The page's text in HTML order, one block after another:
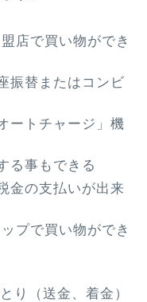
店で買い物ができ
振替またはコンビ
ートチャージ」機
る事もできる
金の支払いが出来
プで買い物ができ
り（送金、着金）